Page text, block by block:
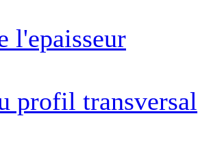
l'epaisseur
profil transversal